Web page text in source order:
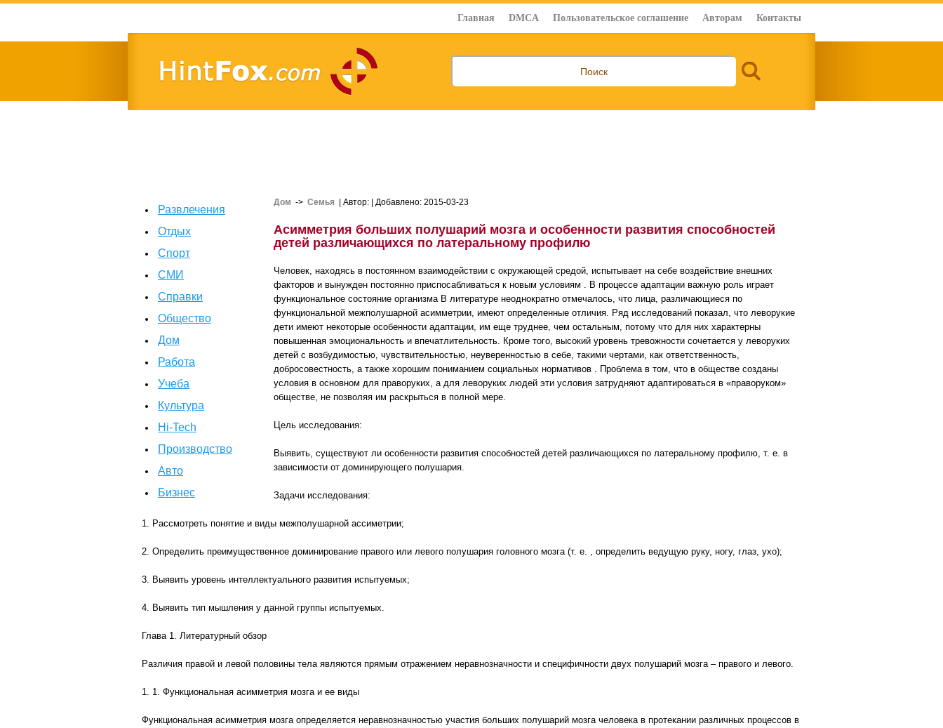
Главная DMCA Пользовательское соглашение Авторам Контакты
Развлечения
Отдых
Спорт
СМИ
Справки
Общество
Дом
Работа
Учеба
Культура
Hi-Tech
Производство
Авто
Бизнес
Дом -> Семья | Автор: | Добавлено: 2015-03-23
Асимметрия больших полушарий мозга и особенности развития способностей
детей различающихся по латеральному профилю
Человек, находясь в постоянном взаимодействии с окружающей средой, испытывает на себе воздействие внешних
факторов и вынужден постоянно приспосабливаться к новым условиям . В процессе адаптации важную роль играет
функциональное состояние организма В литературе неоднократно отмечалось, что лица, различающиеся по
функциональной межполушарной асимметрии, имеют определенные отличия. Ряд исследований показал, что леворукие
дети имеют некоторые особенности адаптации, им еще труднее, чем остальным, потому что для них характерны
повышенная эмоциональность и впечатлительность. Кроме того, высокий уровень тревожности сочетается у леворуких
детей с возбудимостью, чувствительностью, неуверенностью в себе, такими чертами, как ответственность,
добросовестность, а также хорошим пониманием социальных нормативов . Проблема в том, что в обществе созданы
условия в основном для праворуких, а для леворуких людей эти условия затрудняют адаптироваться в «праворуком»
обществе, не позволяя им раскрыться в полной мере.
Цель исследования:
Выявить, существуют ли особенности развития способностей детей различающихся по латеральному профилю, т. е. в
зависимости от доминирующего полушария.
Задачи исследования:
1. Рассмотреть понятие и виды межполушарной ассиметрии;
2. Определить преимущественное доминирование правого или левого полушария головного мозга (т. е. , определить ведущую руку, ногу, глаз, ухо);
3. Выявить уровень интеллектуального развития испытуемых;
4. Выявить тип мышления у данной группы испытуемых.
Глава 1. Литературный обзор
Различия правой и левой половины тела являются прямым отражением неравнозначности и специфичности двух полушарий мозга – правого и левого.
1. 1. Функциональная асимметрия мозга и ее виды
Функциональная асимметрия мозга определяется неравнозначностью участия больших полушарий мозга человека в протекании различных процессов в